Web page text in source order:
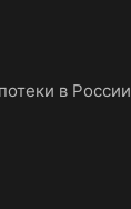
в России